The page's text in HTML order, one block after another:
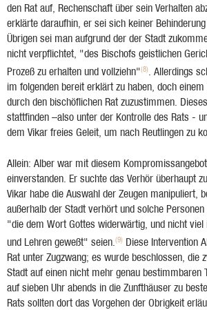
den Rat auf, Rechenschaft über sein Verhalten
erklärte daraufhin, er sei sich keiner
Übrigen sei man aufgrund der der Stadt
nicht verpflichtet, "des Bischofs geistlichen
Prozeß zu erhalten und vollziehn"(8). Allerdings
im folgenden bereit erklärt zu haben, doch einem
durch den bischöflichen Rat zuzustimmen.
stattfinden –also unter der Kontrolle des Rats -
dem Vikar freies Geleit, um nach Reutlingen zu
Allein: Alber war mit diesem
einverstanden. Er suchte das Verhör überhaupt
Vikar habe die Auswahl der Zeugen manipuliert,
außerhalb der Stadt verhört und solche Personen
"die dem Wort Gottes widerwärtig, und nicht viel
und Lehren geweßt" seien.(9) Diese Intervention
Rat unter Zugzwang; es wurde beschlossen, die
Stadt auf einen nicht mehr genau bestimmbaren
auf sieben Uhr abends in die Zunfthäuser zu
Rats sollten dort das Vorgehen der Obrigkeit